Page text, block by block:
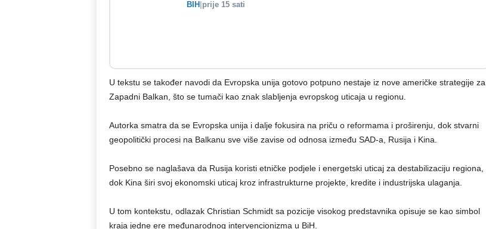
BIH prije 15 sati
U tekstu se također navodi da Evropska unija gotovo potpuno nestaje iz nove američke strategije za
Zapadni Balkan, što se tumači kao znak slabljenja evropskog uticaja u regionu.
Autorka smatra da se Evropska unija i dalje fokusira na priču o reformama i proširenju, dok stvarni
geopolitički procesi na Balkanu sve više zavise od odnosa između SAD-a, Rusija i Kina.
Posebno se naglašava da Rusija koristi etničke podjele i energetski uticaj za destabilizaciju regiona,
dok Kina širi svoj ekonomski uticaj kroz infrastrukturne projekte, kredite i industrijska ulaganja.
U tom kontekstu, odlazak Christian Schmidt sa pozicije visokog predstavnika opisuje se kao simbol
kraja jedne ere međunarodnog intervencionizma u BiH.